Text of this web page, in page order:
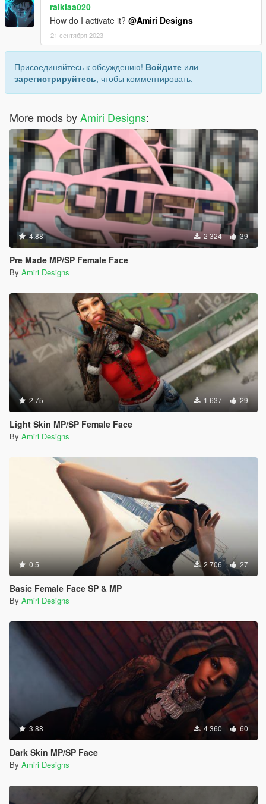
raikiaa020
How do I activate it? @Amiri Designs
21 сентября 2023
Присоединяйтесь к обсуждению! Войдите или
зарегистрируйтесь, чтобы комментировать.
More mods byAmiri Designs:
4.88 2 324 39
Pre Made MP/SP Female Face
By Amiri Designs
2.75 1 637 29
Light Skin MP/SP Female Face
By Amiri Designs
0.5 2 706 27
Basic Female Face SP & MP
By Amiri Designs
3.88 4 360 60
Dark Skin MP/SP Face
By Amiri Designs